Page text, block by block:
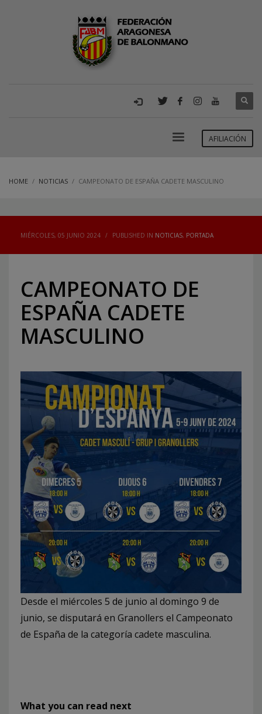
AFILIACIÓN
HOME NOTICIAS CAMPEONATO DE ESPAÑA CADETE MASCULINO
MIÉRCOLES, 05 JUNIO 2024 / PUBLISHED IN NOTICIAS, PORTADA
CAMPEONATO DE
ESPAÑA CADETE
MASCULINO
Desde el miércoles 5 de junio al domingo 9 de
junio, se disputará en Granollers el Campeonato
de España de la categoría cadete masculina.
What you can read next